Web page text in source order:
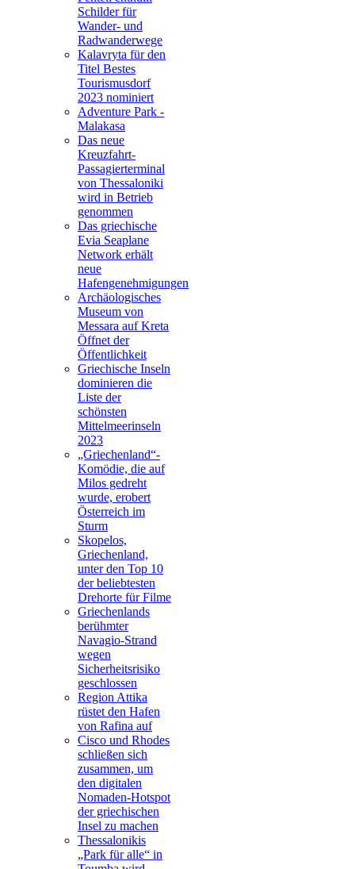
Schilder für
Wander- und
Radwanderwege
Kalavryta für den
Titel Bestes
Tourismusdorf
2023 nominiert
Adventure Park -
Malakasa
Das neue
Kreuzfahrt-
Passagierterminal
von Thessaloniki
wird in Betrieb
genommen
Das griechische
Evia Seaplane
Network erhält
neue
Hafengenehmigungen
Archäologisches
Museum von
Messara auf Kreta
Öffnet der
Öffentlichkeit
Griechische Inseln
dominieren die
Liste der
schönsten
Mittelmeerinseln
2023
„Griechenland“-
Komödie, die auf
Milos gedreht
wurde, erobert
Österreich im
Sturm
Skopelos,
Griechenland,
unter den Top 10
der beliebtesten
Drehorte für Filme
Griechenlands
berühmter
Navagio-Strand
wegen
Sicherheitsrisiko
geschlossen
Region Attika
rüstet den Hafen
von Rafina auf
Cisco und Rhodes
schließen sich
zusammen, um
den digitalen
Nomaden-Hotspot
der griechischen
Insel zu machen
Thessalonikis
„Park für alle“ in